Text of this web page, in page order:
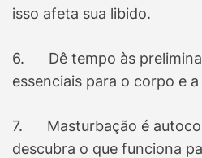
isso afeta sua libido.
6. Dê tempo às
essenciais para o corpo e
7. Masturbação é
descubra o que funciona